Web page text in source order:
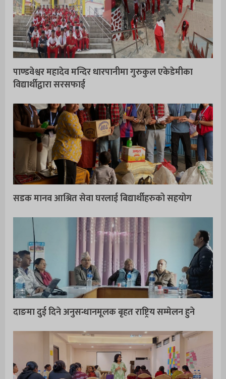
पाण्डवेश्वर महादेव मन्दिर धारपानीमा गुरुकुल एकेडेमीका
विद्यार्थीद्वारा सरसफाई
सडक मानव आश्रित सेवा घरलाई बिद्यार्थीहरुको सहयोग
दाङमा दुई दिने अनुसन्धानमूलक बृहत राष्ट्रिय सम्मेलन हुने